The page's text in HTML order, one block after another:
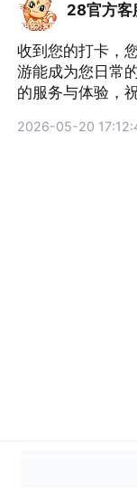
28官方客
收到您的打卡，
游能成为您日常
的服务与体验，
2026-05-20